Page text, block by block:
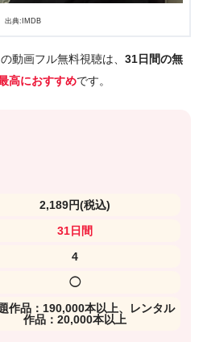
出典:IMDB
動画フル無料視聴は、 31日間の無
高におすすめです。
2,189円(税込)
31日間
4
◯
作品：190,000本以上、レンタル
作品：20,000本以上